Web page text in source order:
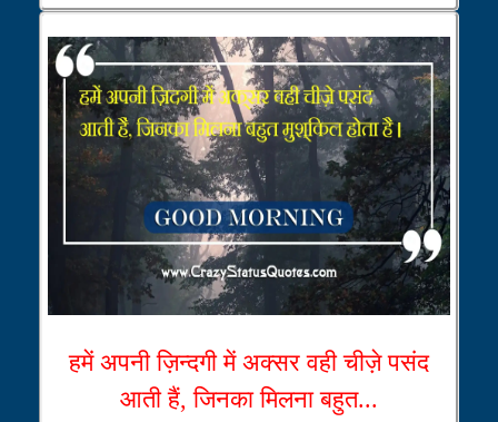
हमें अपनी ज़िन्दगी में अक्सर वही चीज़े पसंद
आती हैं, जिनका मिलना बहुत...